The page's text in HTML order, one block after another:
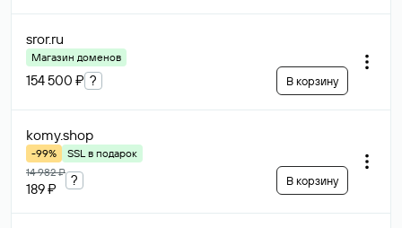
sror.ru
Магазин доменов
154 500 ₽ ? В корзину
komy.shop
-99%
SSL в подарок
14 982 ₽
189 ₽
? В корзину